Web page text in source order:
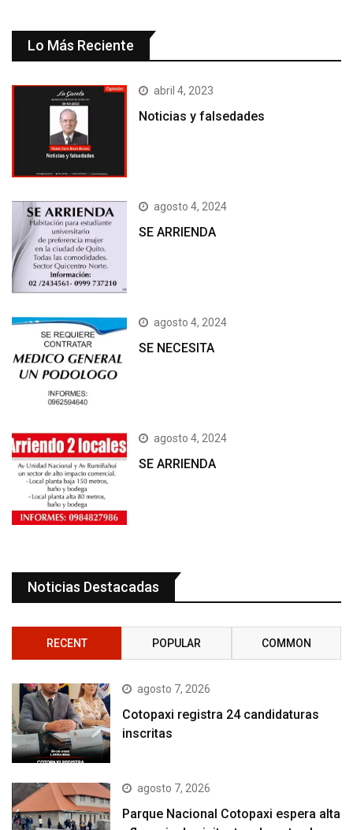
Lo Más Reciente
abril 4, 2023
Noticias y falsedades
agosto 4, 2024
SE ARRIENDA
agosto 4, 2024
SE NECESITA
agosto 4, 2024
SE ARRIENDA
Noticias Destacadas
RECENT POPULAR COMMON
agosto 7, 2026
Cotopaxi registra 24 candidaturas
inscritas
agosto 7, 2026
Parque Nacional Cotopaxi espera alta